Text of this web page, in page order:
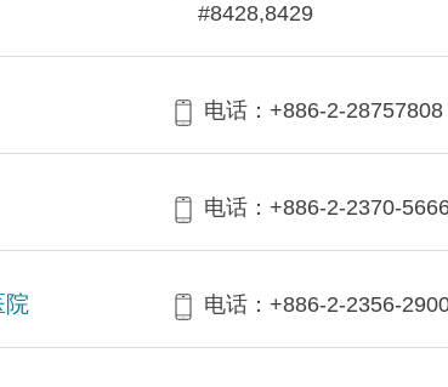
#8428,8429
电话：+886-2-28757808
电话：+886-2-2370-
院 电话：+886-2-2356-